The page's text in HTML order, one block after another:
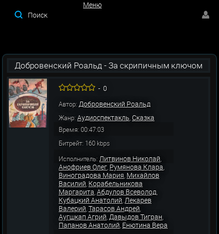
Меню
Добровенский Роальд - За скрипичным ключом
-0
Автор:Добровенский Роальд
Жанр:Аудиоспектакль,Сказка
Время: 00:47:03
Битрейт: 160 kbps
Исполнитель:Литвинов Николай,
Анофриев Олег, Румянова Клара,
Виноградова Мария, Михайлов
Василий, Корабельникова
Маргарита,Абдулов Всеволод,
Кубацкий Анатолий,Лекарев
Валерий,Тарасов Андрей,
Аугшкап Агрий,Давыдов Тигран,
Папанов Анатолий, Енютина Вера